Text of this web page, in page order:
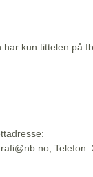
kun tittelen på
Telefon: